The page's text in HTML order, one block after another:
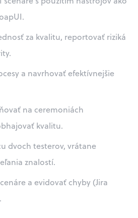
za kvalitu, reportovať riziká
a navrhovať efektívnejšie
na ceremoniách
kvalitu.
dvoch testerov, vrátane
znalostí.
a evidovať chyby (Jira